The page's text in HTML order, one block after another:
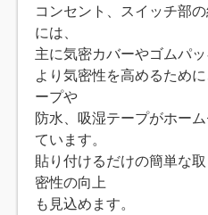
コンセント、スイッチ部
には、
主に気密カバーやゴムパッ
より気密性を高めるため
ープや
防水、吸湿テープがホー
ています。
貼り付けるだけの簡単な
密性の向上
も見込めます。